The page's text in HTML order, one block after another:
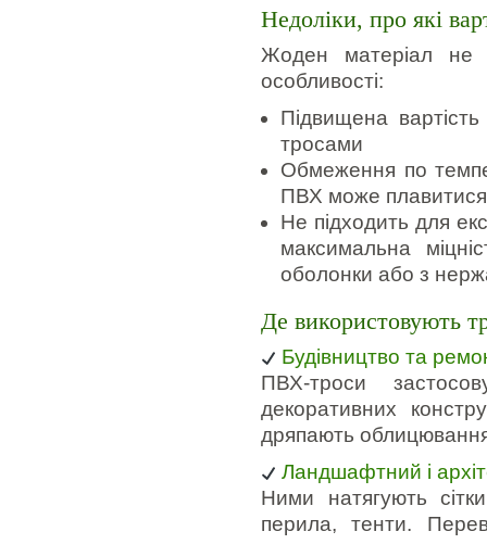
Недоліки, про які
Жоден матеріал
особливості:
Підвищена
тросами
Обмеження по
ПВХ може
Не підходить для
максимальна
оболонки або з
Де використовують
Будівництво та
ПВХ-троси
декоративних
дряпають
Ландшафтний і
Ними натягують
перила, тенти.